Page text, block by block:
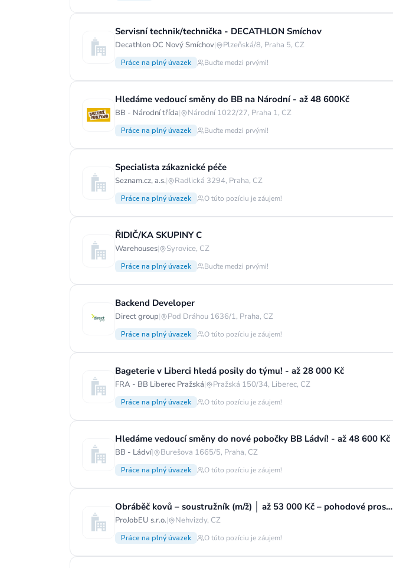
Servisní technik/technička - DECATHLON Smíchov
Decathlon OC Nový Smíchov| Plzeňská/8, Praha 5, CZ
Práce na plný úvazek Buďte medzi prvými!
Hledáme vedoucí směny do BB na Národní - až 48 600Kč
BB - Národní třída| Národní 1022/27, Praha 1, CZ
Práce na plný úvazek Buďte medzi prvými!
Specialista zákaznické péče
Seznam.cz, a.s.| Radlická 3294, Praha, CZ
Práce na plný úvazek O túto pozíciu je záujem!
ŘIDIČ/KA SKUPINY C
Warehouses| Syrovice, CZ
Práce na plný úvazek Buďte medzi prvými!
Backend Developer
Direct group| Pod Dráhou 1636/1, Praha, CZ
Práce na plný úvazek O túto pozíciu je záujem!
Bageterie v Liberci hledá posily do týmu! - až 28 000 Kč
FRA - BB Liberec Pražská| Pražská 150/34, Liberec, CZ
Práce na plný úvazek O túto pozíciu je záujem!
Hledáme vedoucí směny do nové pobočky BB Ládví! - až 48 600 Kč
BB - Ládví| Burešova 1665/5, Praha, CZ
Práce na plný úvazek O túto pozíciu je záujem!
Obráběč kovů – soustružník (m/ž) │ až 53 000 Kč – pohodové prostředí – pouze ranní směna
ProJobEU s.r.o.| Nehvizdy, CZ
Práce na plný úvazek O túto pozíciu je záujem!